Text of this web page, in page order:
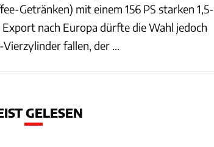
Getränken) mit einem 156 PS starken 1,5-
nach Europa dürfte die Wahl jedoch
fallen, der ...
GELESEN